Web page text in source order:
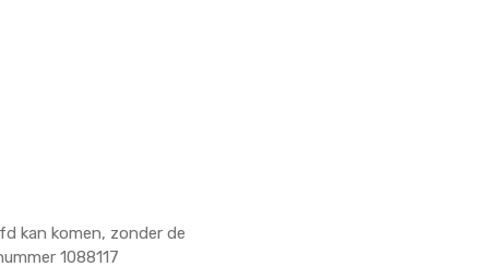
kan komen, zonder de
1088117